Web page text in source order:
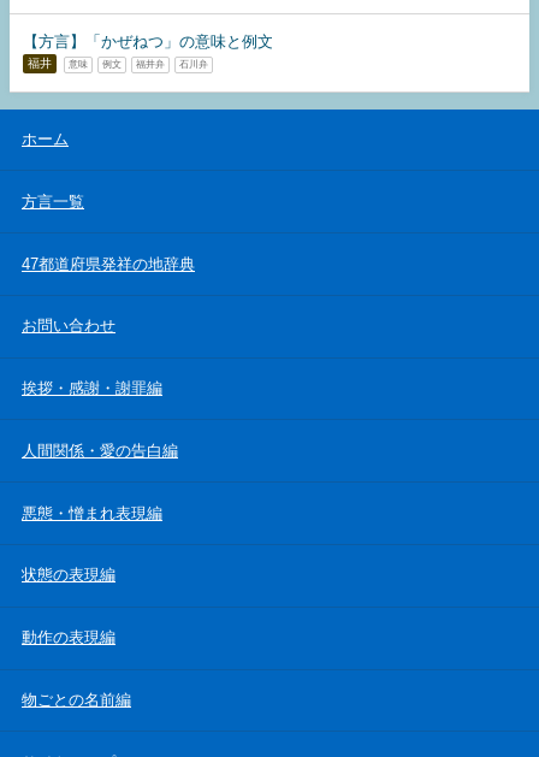
【方言】「かぜねつ」の意味と例文
福井 意味 例文 福井弁 石川弁
ホーム
方言一覧
47都道府県発祥の地辞典
お問い合わせ
挨拶・感謝・謝罪編
人間関係・愛の告白編
悪態・憎まれ表現編
状態の表現編
動作の表現編
物ごとの名前編